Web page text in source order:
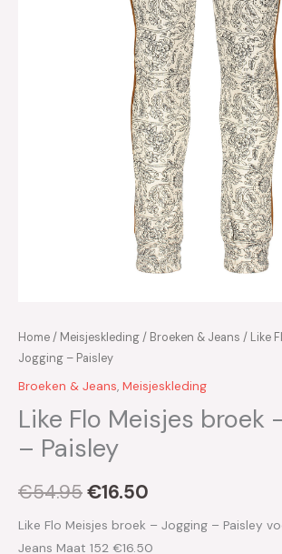
Home/ Meisjeskleding/ Broeken & Jeans / Like
Jogging – Paisley
Broeken & Jeans, Meisjeskleding
Like Flo Meisjes broek
– Paisley
€54.95€16.50
Like Flo Meisjes broek – Jogging – Paisley
Jeans Maat 152 €16.50